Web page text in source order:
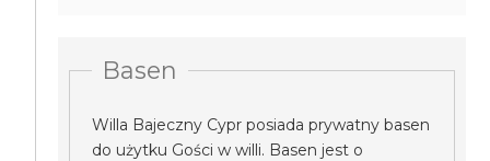
Basen
Willa Bajeczny Cypr posiada prywatny basen
do użytku Gości w willi. Basen jest o